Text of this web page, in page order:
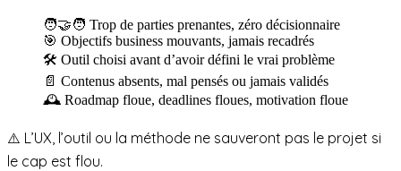
🧑‍🤝‍🧑 Trop de parties prenantes, zéro décisionnaire
🎯 Objectifs business mouvants, jamais recadrés
🛠️ Outil choisi avant d’avoir défini le vrai problème
📄 Contenus absents, mal pensés ou jamais validés
🕰️ Roadmap floue, deadlines floues, motivation floue
⚠️ L’UX, l’outil ou la méthode ne sauveront pas le projet si
le cap est flou.